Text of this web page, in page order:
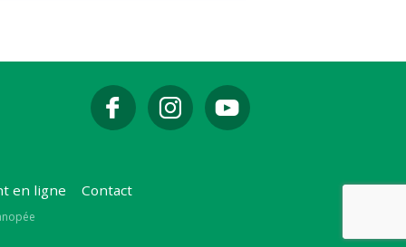
en ligne Contact